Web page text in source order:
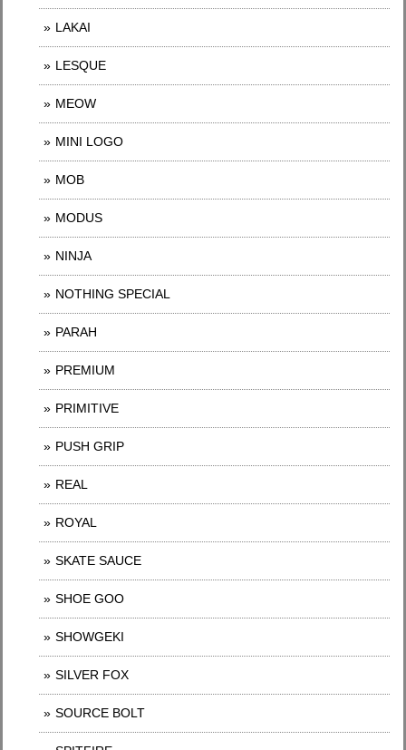
LAKAI
LESQUE
MEOW
MINI LOGO
MOB
MODUS
NINJA
NOTHING SPECIAL
PARAH
PREMIUM
PRIMITIVE
PUSH GRIP
REAL
ROYAL
SKATE SAUCE
SHOE GOO
SHOWGEKI
SILVER FOX
SOURCE BOLT